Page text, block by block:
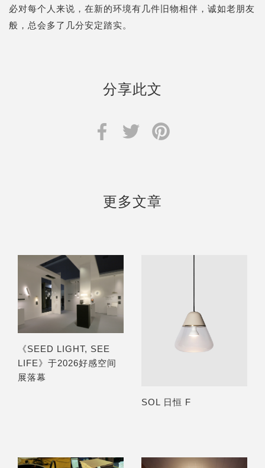
必对每个人来说，在新的环境有几件旧物相伴，诚如老朋友
般，总会多了几分安定踏实。
分享此文
更多文章
《SEED LIGHT, SEE
LIFE》于2026好感空间
展落幕
SOL 日恒 F